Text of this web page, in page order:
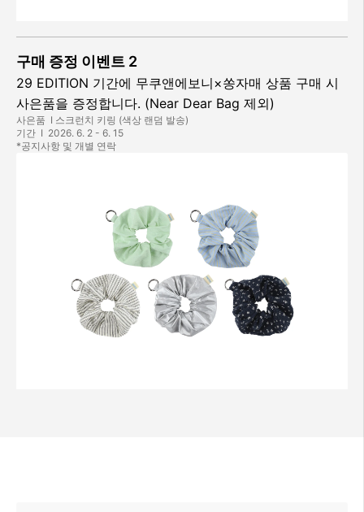
구매 증정 이벤트 2
29 EDITION 기간에 무쿠앤에보니×쏭자매 상품 구매 시
사은품을 증정합니다. (Near Dear Bag 제외)
사은품  I 스크런치 키링 (색상 랜덤 발송)
기간  I  2026. 6. 2 - 6. 15
*공지사항 및 개별 연락